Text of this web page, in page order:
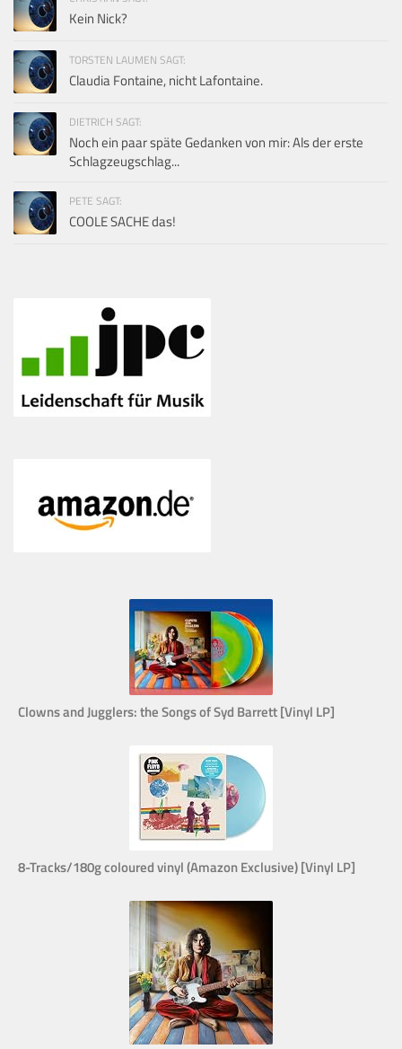
Kein Nick?
TORSTEN LAUMEN SAGT:
Claudia Fontaine, nicht Lafontaine.
DIETRICH SAGT:
Noch ein paar späte Gedanken von mir: Als der erste
Schlagzeugschlag...
PETE SAGT:
COOLE SACHE das!
Clowns and Jugglers: the Songs of Syd Barrett [Vinyl LP]
8-Tracks/180g coloured vinyl (Amazon Exclusive) [Vinyl LP]